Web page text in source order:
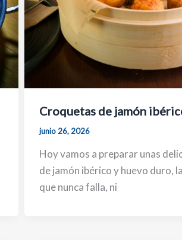
Croquetas de jamón
junio 26, 2026
Hoy vamos a preparar unas
de jamón ibérico y huevo duro,
que nunca falla, ni